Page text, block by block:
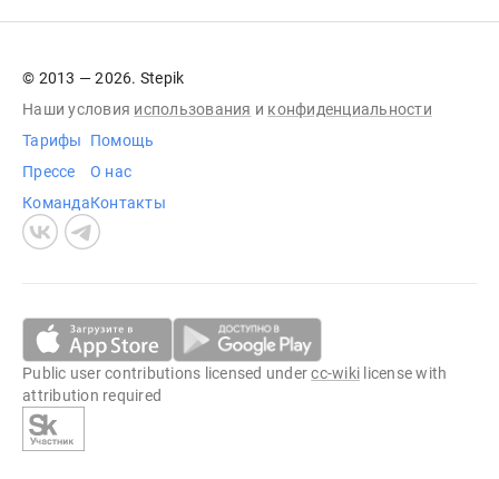
© 2013 — 2026. Stepik
Наши условия использования и конфиденциальности
Тарифы
Прессе
Команда
Помощь
О нас
Контакты
Public user contributions licensed undercc-wiki license with
attribution required